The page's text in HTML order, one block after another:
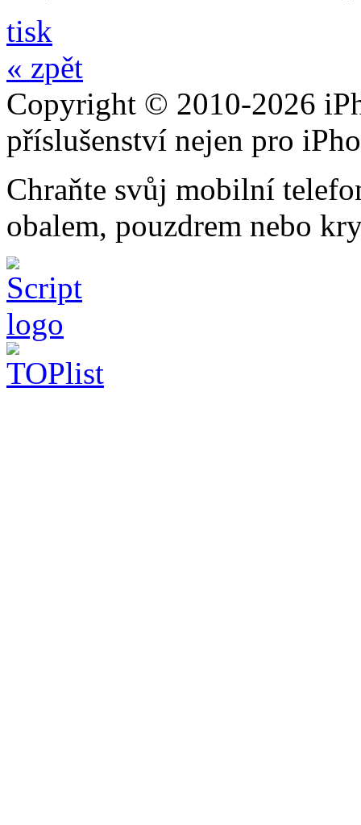
tisk
« zpět
Copyright © 2010-2026
příslušenství nejen pro
Chraňte svůj mobilní
obalem, pouzdrem nebo